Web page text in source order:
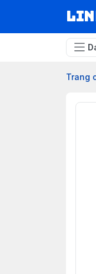
Trang